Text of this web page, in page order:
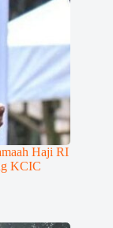
Haji RI
KCIC